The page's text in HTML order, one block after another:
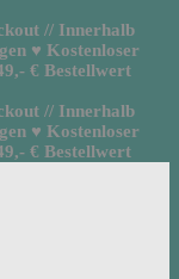
// Innerhalb
♥ Kostenloser
€ Bestellwert
// Innerhalb
♥ Kostenloser
€ Bestellwert